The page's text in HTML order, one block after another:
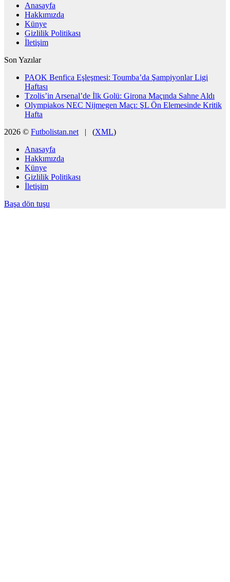
Anasayfa
Hakkımızda
Künye
Gizlilik Politikası
İletişim
Son Yazılar
PAOK Benfica Eşleşmesi: Toumba’da Şampiyonlar Ligi
Haftası
Tzolis’in Arsenal’de İlk Golü: Girona Maçında Sahne Aldı
Olympiakos NEC Nijmegen Maçı: ŞL Ön Elemesinde Kritik
Hafta
2026 © Futbolistan.net | (XML)
Anasayfa
Hakkımızda
Künye
Gizlilik Politikası
İletişim
Başa dön tuşu